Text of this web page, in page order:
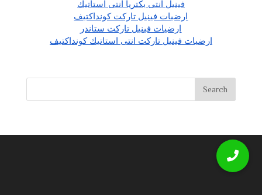
فينيل انتى بكتريا انتى استاتيك
ارضيات فينيل تاركت كونداكتيف
ارضيات فينيل تاركت ستاندر
ارضيات فينيل تاركت انتى استاتيك كونداكتيف